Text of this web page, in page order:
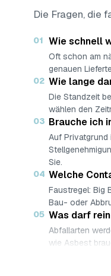
Die Fragen, die
01 Wie schnell
Oft schon am
genauen
02 Wie lange
Die Standzeit
wählen den
03 Brauche ich
Auf Privatgrund
Sie.
04 Welche
Faustregel: Big
Bau- oder
05 Was darf
Abfallarten
wie Asbest